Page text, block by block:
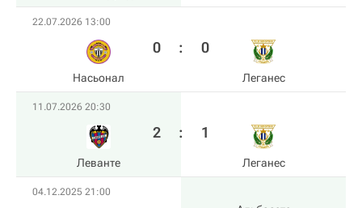
22.07.2026 13:00
Насьонал
0 : 0
Леганес
11.07.2026 20:30
Леванте
2 : 1
Леганес
04.12.2025 21:00